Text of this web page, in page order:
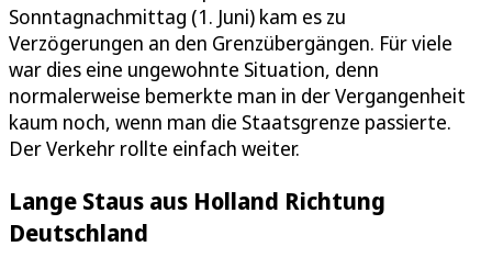
Sonntagnachmittag (1. Juni) kam es zu
Verzögerungen an den Grenzübergängen. Für viele
war dies eine ungewohnte Situation, denn
normalerweise bemerkte man in der Vergangenheit
kaum noch, wenn man die Staatsgrenze passierte.
Der Verkehr rollte einfach weiter.
Lange Staus aus Holland Richtung
Deutschland